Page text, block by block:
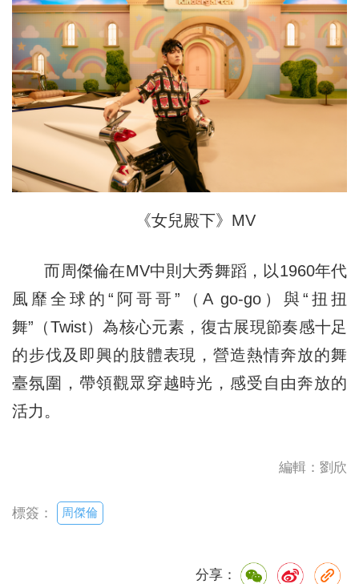
《女兒殿下》MV
而周傑倫在MV中則大秀舞蹈，以1960年代
風靡全球的“阿哥哥”（A go-go）與“扭扭
舞”（Twist）為核心元素，復古展現節奏感十足
的步伐及即興的肢體表現，營造熱情奔放的舞
臺氛圍，帶領觀眾穿越時光，感受自由奔放的
活力。
編輯：劉欣
標簽： 周傑倫
分享：